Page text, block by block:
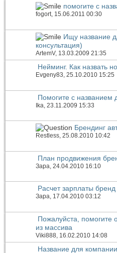
помогите с
fogort, 15.06.2011 00:30
Ищу название
консультация)
ArtemV, 13.03.2009 21:35
Нейминг. Как назвать
Evgeny83, 25.10.2010 15:25
Помогите с названием
Ika, 23.11.2009 15:33
Брендинг
Restless, 25.08.2010 10:42
План продвижения
Зара, 24.04.2010 16:10
Расчет зарплаты
Зара, 17.04.2010 03:12
Пожалуйста, помогите
из массива
Viki888 , 16.02.2010 14:08
Название для